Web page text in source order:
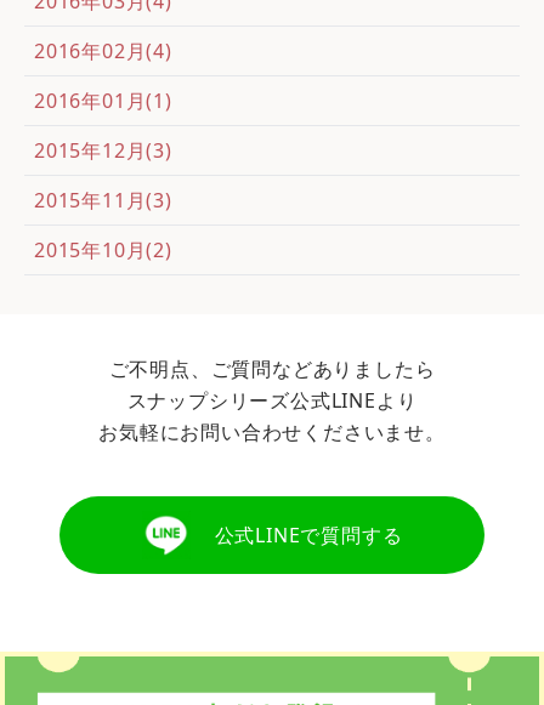
2016年02月(4)
2016年01月(1)
2015年12月(3)
2015年11月(3)
2015年10月(2)
ご不明点、ご質問などありましたら
スナップシリーズ公式LINEより
お気軽にお問い合わせくださいませ。
公式LINEで質問する